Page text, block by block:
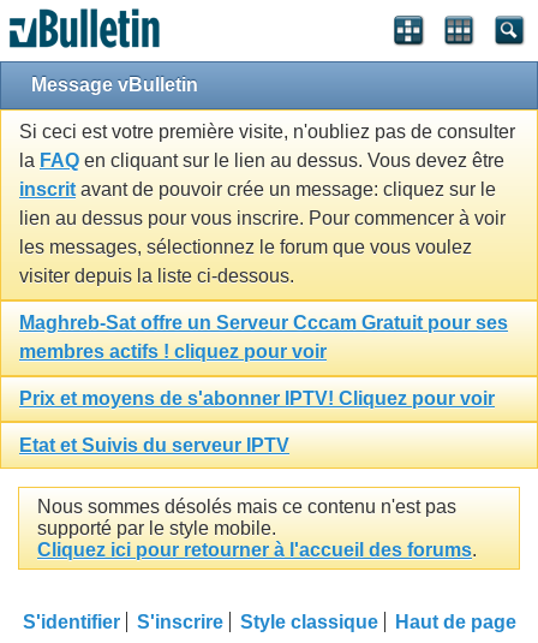
Message vBulletin
Si ceci est votre première visite, n'oubliez pas de consulter
la FAQ en cliquant sur le lien au dessus. Vous devez être
inscrit avant de pouvoir crée un message: cliquez sur le
lien au dessus pour vous inscrire. Pour commencer à voir
les messages, sélectionnez le forum que vous voulez
visiter depuis la liste ci-dessous.
Maghreb-Sat offre un Serveur Cccam Gratuit pour ses
membres actifs ! cliquez pour voir
Prix et moyens de s'abonner IPTV! Cliquez pour voir
Etat et Suivis du serveur IPTV
Nous sommes désolés mais ce contenu n'est pas
supporté par le style mobile.
Cliquez ici pour retourner à l'accueil des forums.
S'identifier S'inscrire Style classique Haut de page